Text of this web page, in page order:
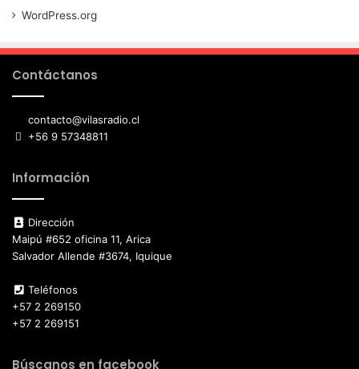
WordPress.org
Contáctanos
contacto@vilasradio.cl
+56 9 57348811
Información
Dirección
Maipú #652 oficina 11, Arica
Salvador Allende #3674, Iquique
Teléfonos
+57 2 269150
+57 2 269151
Búscanos en facebook